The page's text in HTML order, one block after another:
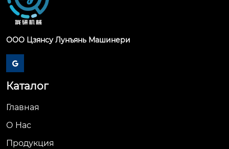
ООО Цзянсу Лунъянь Машинери

Каталог
Главная
О Hас
Продукция